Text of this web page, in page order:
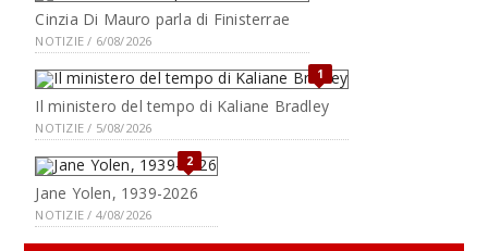
Cinzia Di Mauro parla di Finisterrae
NOTIZIE / 6/08/2026
1
Il ministero del tempo di Kaliane Bradley
NOTIZIE / 5/08/2026
2
Jane Yolen, 1939-2026
NOTIZIE / 4/08/2026